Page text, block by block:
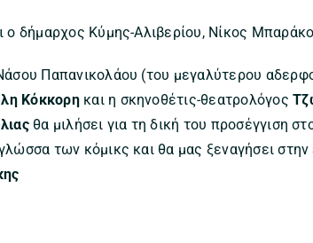
ο δήμαρχος Κύμης-Αλιβερίου, Νίκος
Παπανικολάου (του μεγαλύτερου
Κόκκορηκαι η σκηνοθέτις-θεατρολόγος
θα μιλήσει για τη δική του προσέγγιση
των κόμικς και θα μας ξεναγήσει